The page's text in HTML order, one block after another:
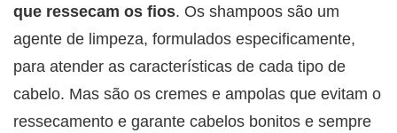
que ressecam os fios. Os shampoos são um
agente de limpeza, formulados especificamente,
para atender as características de cada tipo de
cabelo. Mas são os cremes e ampolas que evitam o
ressecamento e garante cabelos bonitos e sempre